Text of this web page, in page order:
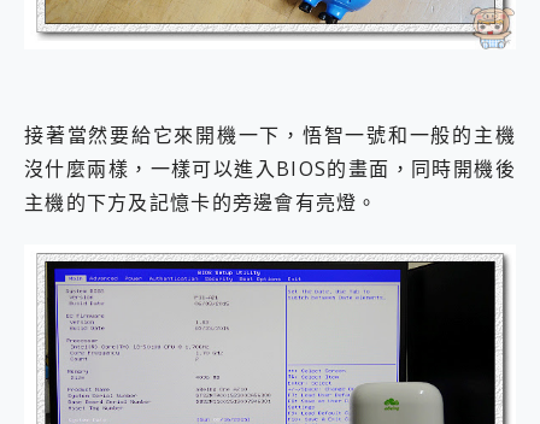
接著當然要給它來開機一下，悟智一號和一般的主機
沒什麼兩樣，一樣可以進入BIOS的畫面，同時開機後
主機的下方及記憶卡的旁邊會有亮燈。